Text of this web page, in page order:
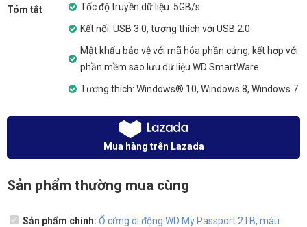
Tóm tắt
Tốc độ truyền dữ liệu: 5GB/s
Kết nối: USB 3.0, tương thích với USB 2.0
Mật khẩu bảo vệ với mã hóa phần cứng, kết hợp với
phần mềm sao lưu dữ liệu WD SmartWare
Tương thích: Windows® 10, Windows 8, Windows 7
Mua hàng trên Lazada
Sản phẩm thường mua cùng
Sản phẩm chính: Ổ cứng di động WD My Passport 2TB, màu